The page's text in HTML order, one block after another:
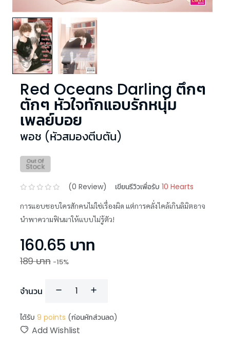
Red Oceans Darling ตึกๆ
ตักๆ หัวใจทักแอบรักหนุ่ม
เพลย์บอย
พอช (หัวสมองตีบตัน)
(0 Review) เขียนรีวิวเพื่อรับ 10 Hearts
การแอบชอบใครสักคนไม่ใช่เรื่องผิด แต่การคลั่งไคล้เกินลิมิตอาจ
นำพาความฟินมาให้แบบไม่รู้ตัว!
160.65 บาท
189บาท -15%
จำนวน
ได้รับ 9 points (ก่อนหักส่วนลด)
Add Wishlist